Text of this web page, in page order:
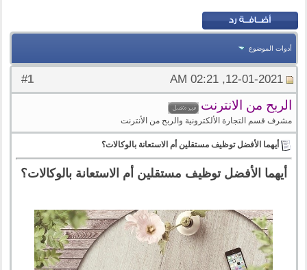
أدوات الموضوع
#
1 12-01-2021, 02:21 AM
الربح من الانترنت
مشرف قسم التجارة الألكترونية والربح من الأنترنت
أيهما الأفضل توظيف مستقلين أم الاستعانة بالوكالات؟
أيهما الأفضل توظيف مستقلين أم الاستعانة بالوكالات؟